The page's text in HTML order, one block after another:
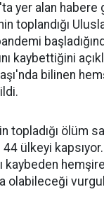
yer alan habere
toplandığı
kaybettiğini
bilinen
topladığı ölüm
ülkeyi
kaybeden
olabileceği